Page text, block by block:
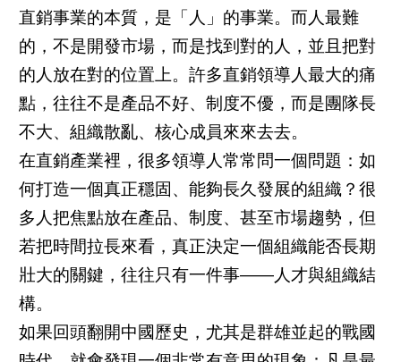
直銷事業的本質，是「人」的事業。而人最難
的，不是開發市場，而是找到對的人，並且把對
的人放在對的位置上。許多直銷領導人最大的痛
點，往往不是產品不好、制度不優，而是團隊長
不大、組織散亂、核心成員來來去去。
在直銷產業裡，很多領導人常常問一個問題：如
何打造一個真正穩固、能夠長久發展的組織？很
多人把焦點放在產品、制度、甚至市場趨勢，但
若把時間拉長來看，真正決定一個組織能否長期
壯大的關鍵，往往只有一件事——人才與組織結
構。
如果回頭翻開中國歷史，尤其是群雄並起的戰國